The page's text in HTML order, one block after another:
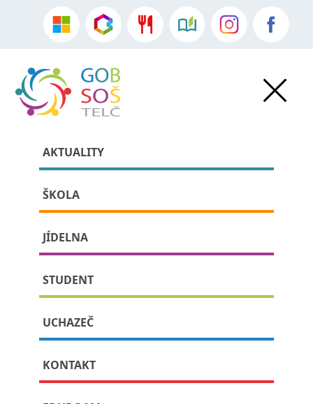
AKTUALITY
ŠKOLA
JÍDELNA
STUDENT
UCHAZEČ
KONTAKT
»Akce školy
Uměleckohistorická olympiáda v
Olomouci